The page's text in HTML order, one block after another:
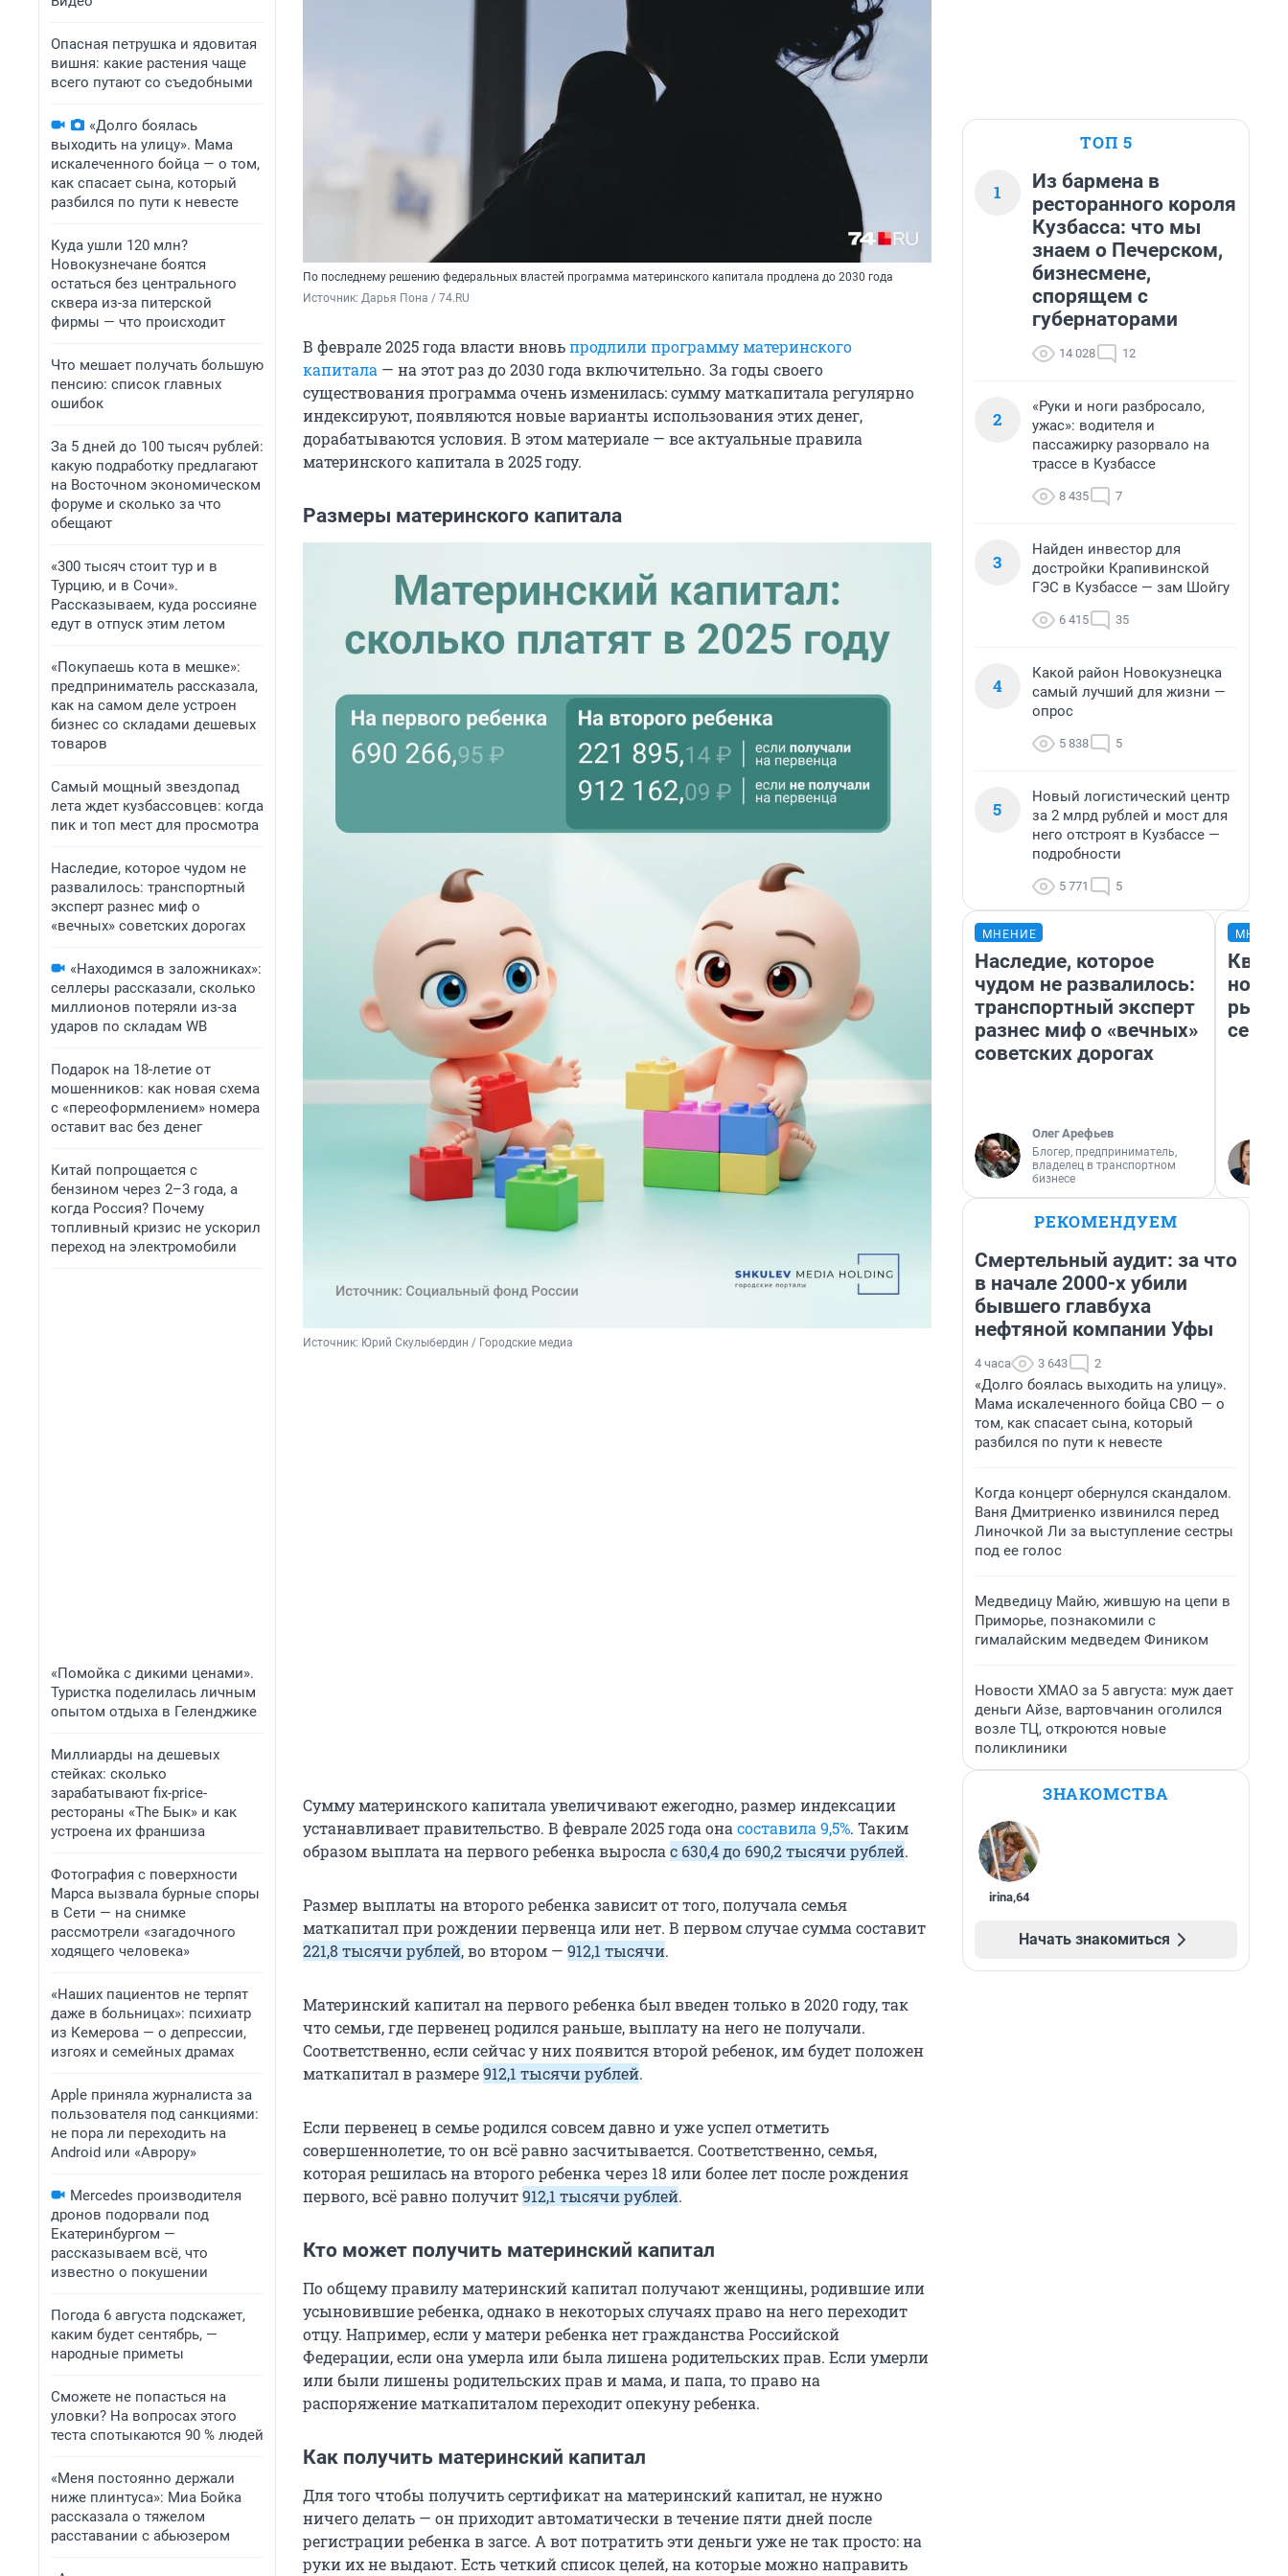
Опасная петрушка и ядовитая
вишня: какие растения чаще
всего путают со съедобными
«Долго боялась
выходить на улицу». Мама
искалеченного бойца — о том,
как спасает сына, который
разбился по пути к невесте
Куда ушли 120 млн?
Новокузнечане боятся
остаться без центрального
сквера из-за питерской
фирмы — что происходит
Что мешает получать большую
пенсию: список главных
ошибок
За 5 дней до 100 тысяч рублей:
какую подработку предлагают
на Восточном экономическом
форуме и сколько за что
обещают
«300 тысяч стоит тур и в
Турцию, и в Сочи».
Рассказываем, куда россияне
едут в отпуск этим летом
«Покупаешь кота в мешке»:
предприниматель рассказала,
как на самом деле устроен
бизнес со складами дешевых
товаров
Самый мощный звездопад
лета ждет кузбассовцев: когда
пик и топ мест для просмотра
Наследие, которое чудом не
развалилось: транспортный
эксперт разнес миф о
«вечных» советских дорогах
«Находимся в заложниках»:
селлеры рассказали, сколько
миллионов потеряли из-за
ударов по складам WB
Подарок на 18-летие от
мошенников: как новая схема
с «переоформлением» номера
оставит вас без денег
Китай попрощается с
бензином через 2–3 года, а
когда Россия? Почему
топливный кризис не ускорил
переход на электромобили
«Помойка с дикими ценами».
Туристка поделилась личным
опытом отдыха в Геленджике
Миллиарды на дешевых
стейках: сколько
зарабатывают fix-price-
рестораны «The Бык» и как
устроена их франшиза
Фотография с поверхности
Марса вызвала бурные споры
в Сети — на снимке
рассмотрели «загадочного
ходящего человека»
«Наших пациентов не терпят
даже в больницах»: психиатр
из Кемерова — о депрессии,
изгоях и семейных драмах
Apple приняла журналиста за
пользователя под санкциями:
не пора ли переходить на
Android или «Аврору»
Mercedes производителя
дронов подорвали под
Екатеринбургом —
рассказываем всё, что
известно о покушении
Погода 6 августа подскажет,
каким будет сентябрь, —
народные приметы
Сможете не попасться на
уловки? На вопросах этого
теста спотыкаются 90 % людей
«Меня постоянно держали
ниже плинтуса»: Миа Бойка
рассказала о тяжелом
расставании с абьюзером
По последнему решению федеральных властей программа материнского капитала продлена до 2030 года
Источник: Дарья Пона / 74.RU
В феврале 2025 года власти вновьпродлили программу материнского
капитала — на этот раз до 2030 года включительно. За годы своего
существования программа очень изменилась: сумму маткапитала регулярно
индексируют, появляются новые варианты использования этих денег,
дорабатываются условия. В этом материале — все актуальные правила
материнского капитала в 2025 году.
Размеры материнского капитала
Источник: Юрий Скулыбердин / Городские медиа
Сумму материнского капитала увеличивают ежегодно, размер индексации
устанавливает правительство. В феврале 2025 года она составила 9,5%. Таким
образом выплата на первого ребенка выросла с 630,4 до 690,2 тысячирублей.
Размер выплаты на второго ребенка зависит от того, получала семья
маткапитал при рождении первенца или нет. В первом случае сумма составит
221,8 тысячирублей, во втором — 912,1 тысячи.
Материнский капитал на первого ребенка был введен только в 2020 году, так
что семьи, где первенец родился раньше, выплату на него не получали.
Соответственно, если сейчас у них появится второй ребенок, им будет положен
маткапитал в размере912,1 тысячирублей.
Если первенец в семье родился совсем давно и уже успел отметить
совершеннолетие, то он всё равно засчитывается. Соответственно, семья,
которая решилась на второго ребенка через 18 или более лет после рождения
первого, всё равно получит912,1 тысячирублей.
Кто может получить материнский капитал
По общему правилу материнский капитал получают женщины, родившие или
усыновившие ребенка, однако в некоторых случаях право на него переходит
отцу. Например, если у матери ребенка нет гражданства Российской
Федерации, если она умерла или была лишена родительских прав. Если умерли
или были лишены родительских прав и мама, и папа, то право на
распоряжение маткапиталом переходит опекуну ребенка.
Как получить материнский капитал
Для того чтобы получить сертификат на материнский капитал, не нужно
ничего делать — он приходит автоматически в течение пяти дней после
регистрации ребенка в загсе. А вот потратить эти деньги уже не так просто: на
руки их не выдают. Есть четкий список целей, на которые можно направить
ТОП 5
1
Из бармена в
ресторанного короля
Кузбасса: что мы
знаем о Печерском,
бизнесмене,
спорящем с
губернаторами
14 028 12
2
«Руки и ноги разбросало,
ужас»: водителя и
пассажирку разорвало на
трассе в Кузбассе
8 435 7
3
Найден инвестор для
достройки Крапивинской
ГЭС в Кузбассе — зам Шойгу
6 415 35
4
Какой район Новокузнецка
самый лучший для жизни —
опрос
5 838 5
5
Новый логистический центр
за 2 млрд рублей и мост для
него отстроят в Кузбассе —
подробности
5 771 5
МНЕНИЕ
Наследие, которое
чудом не развалилось:
транспортный эксперт
разнес миф о «вечных»
советских дорогах
Олег Арефьев
Блогер, предприниматель,
владелец в транспортном
бизнесе
но
РЕКОМЕНДУЕМ
Смертельный аудит: за что
в начале 2000-х убили
бывшего главбуха
нефтяной компании Уфы
4 часа 3 643 2
«Долго боялась выходить на улицу».
Мама искалеченного бойца СВО — о
том, как спасает сына, который
разбился по пути к невесте
Когда концерт обернулся скандалом.
Ваня Дмитриенко извинился перед
Линочкой Ли за выступление сестры
под ее голос
Медведицу Майю, жившую на цепи в
Приморье, познакомили с
гималайским медведем Фиником
Новости ХМАО за 5 августа: муж дает
деньги Айзе, вартовчанин оголился
возле ТЦ, откроются новые
поликлиники
ЗНАКОМСТВА
irina,64
Начать знакомиться